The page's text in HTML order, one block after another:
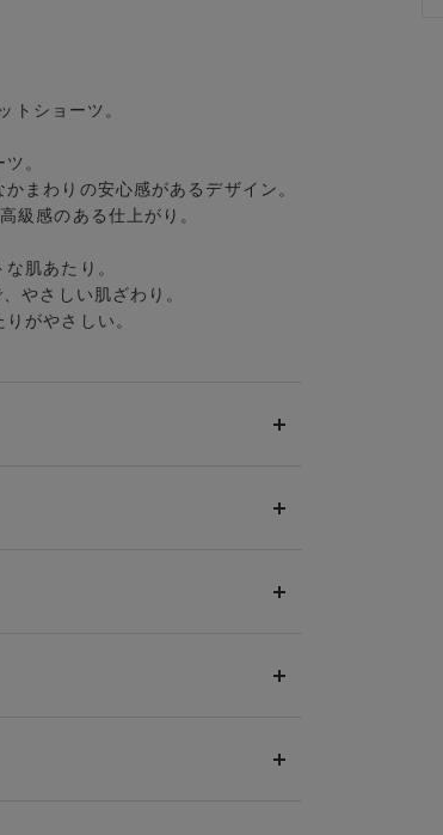
トショーツ。
。
まわりの安心感があるデザイン。
級感のある仕上がり。
肌あたり。
やさしい肌ざわり。
がやさしい。
います。
品(産後ガードル・骨盤ベルト)・リマ
い・サイズが合わない・イメージ違
済のクーポン一覧から、 利用される